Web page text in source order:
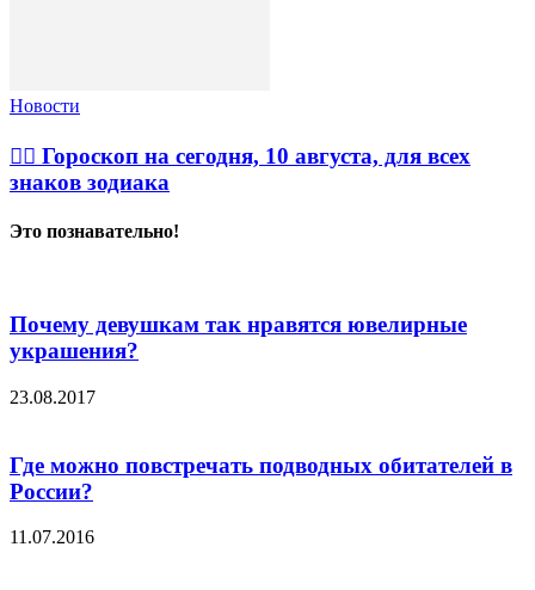
Новости
🧙‍♀ Гороскоп на сегодня, 10 августа, для всех
знаков зодиака
Это познавательно!
Почему девушкам так нравятся ювелирные
украшения?
23.08.2017
Где можно повстречать подводных обитателей в
России?
11.07.2016